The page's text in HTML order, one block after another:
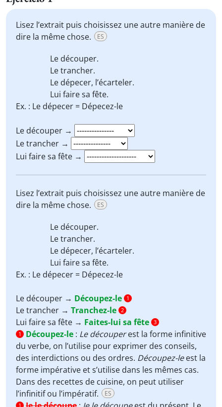
Lisez l’extrait puis choisissez une autre manière de
dire la même chose.
ES
Le découper.
Le trancher.
Le dépecer, l’écarteler.
Lui faire sa fête.
Ex. : Le dépecer = Dépecez-le
​​​​​​​Le découper →
Le trancher →
Lui faire sa fête →
Lisez l’extrait puis choisissez une autre manière de
dire la même chose.
ES
Le découper.
Le trancher.
Le dépecer, l’écarteler.
Lui faire sa fête.
Ex. : Le dépecer = Dépecez-le
​​​​​​​Le découper → Découpez-le 1
Le trancher → Tranchez-le 2
Lui faire sa fête → Faites-lui sa fête 3
1
Découpez-le : Le découperest la forme infinitive
du verbe, on l’utilise pour exprimer des conseils,
des interdictions ou des ordres. Découpez-leest la
forme impérative et s’utilise dans les mêmes cas.
Dans des recettes de cuisine, on peut utiliser
l’infinitif ou l’impératif.
ES
1